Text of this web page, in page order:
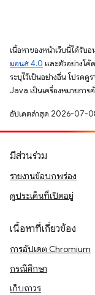
เนื้อหาของหน้าเว็บนี้ได้รับ
มอนส์ 4.0 และตัวอย่างโค้
ระบุไว้เป็นอย่างอื่น โปรดดู
Java เป็นเครื่องหมายกา
อัปเดตล่าสุด 2026-07-
มีส่วนร่วม
รายงานข้อบกพร่อง
ดูประเด็นที่เปิดอยู่
เนื้อหาที่เกี่ยวข้อง
การอัปเดต Chromium
กรณีศึกษา
เก็บถาวร